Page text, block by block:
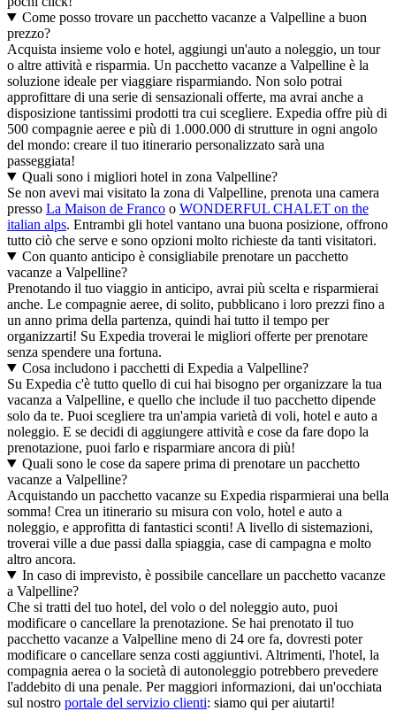
Come posso trovare un pacchetto vacanze a Valpelline a buon
prezzo?
Acquista insieme volo e hotel, aggiungi un'auto a noleggio, un tour
o altre attività e risparmia. Un pacchetto vacanze a Valpelline è la
soluzione ideale per viaggiare risparmiando. Non solo potrai
approfittare di una serie di sensazionali offerte, ma avrai anche a
disposizione tantissimi prodotti tra cui scegliere. Expedia offre più di
500 compagnie aeree e più di 1.000.000 di strutture in ogni angolo
del mondo: creare il tuo itinerario personalizzato sarà una
passeggiata!
Quali sono i migliori hotel in zona Valpelline?
Se non avevi mai visitato la zona di Valpelline, prenota una camera
presso La Maison de Franco o WONDERFUL CHALET on the
italian alps. Entrambi gli hotel vantano una buona posizione, offrono
tutto ciò che serve e sono opzioni molto richieste da tanti visitatori.
Con quanto anticipo è consigliabile prenotare un pacchetto
vacanze a Valpelline?
Prenotando il tuo viaggio in anticipo, avrai più scelta e risparmierai
anche. Le compagnie aeree, di solito, pubblicano i loro prezzi fino a
un anno prima della partenza, quindi hai tutto il tempo per
organizzarti! Su Expedia troverai le migliori offerte per prenotare
senza spendere una fortuna.
Cosa includono i pacchetti di Expedia a Valpelline?
Su Expedia c'è tutto quello di cui hai bisogno per organizzare la tua
vacanza a Valpelline, e quello che include il tuo pacchetto dipende
solo da te. Puoi scegliere tra un'ampia varietà di voli, hotel e auto a
noleggio. E se decidi di aggiungere attività e cose da fare dopo la
prenotazione, puoi farlo e risparmiare ancora di più!
Quali sono le cose da sapere prima di prenotare un pacchetto
vacanze a Valpelline?
Acquistando un pacchetto vacanze su Expedia risparmierai una bella
somma! Crea un itinerario su misura con volo, hotel e auto a
noleggio, e approfitta di fantastici sconti! A livello di sistemazioni,
troverai ville a due passi dalla spiaggia, case di campagna e molto
altro ancora.
In caso di imprevisto, è possibile cancellare un pacchetto vacanze
a Valpelline?
Che si tratti del tuo hotel, del volo o del noleggio auto, puoi
modificare o cancellare la prenotazione. Se hai prenotato il tuo
pacchetto vacanze a Valpelline meno di 24 ore fa, dovresti poter
modificare o cancellare senza costi aggiuntivi. Altrimenti, l'hotel, la
compagnia aerea o la società di autonoleggio potrebbero prevedere
l'addebito di una penale. Per maggiori informazioni, dai un'occhiata
sul nostro portale del servizio clienti: siamo qui per aiutarti!